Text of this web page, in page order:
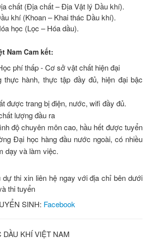
chất (Địa chất – Địa Vật lý Dầu khí).
khí (Khoan – Khai thác Dầu khí).
học (Lọc – Hóa dầu).
Nam Cam kết:
phí thấp - Cơ sở vật chất hiện đại
thực hành, thực tập đầy đủ, hiện đại bậc
được trang bị điện, nước, wifi đầy đủ.
lượng đầu ra
độ chuyên môn cao, hầu hết được tuyển
Đại học hàng đầu nước ngoài, có nhiều
dạy và làm việc.
thi xin liên hệ ngay với địa chỉ bên dưới
thi tuyển
SINH: Facebook
KHÍ VIỆT NAM